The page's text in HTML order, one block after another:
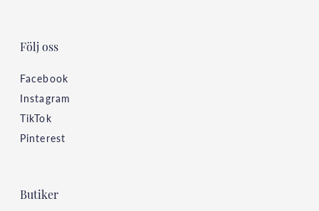
Följ oss
Facebook
Instagram
TikTok
Pinterest
Butiker